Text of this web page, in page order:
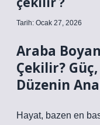
Tarih: Ocak 27, 2026
Araba
Çekilir?
Düzenin
Hayat, bazen en